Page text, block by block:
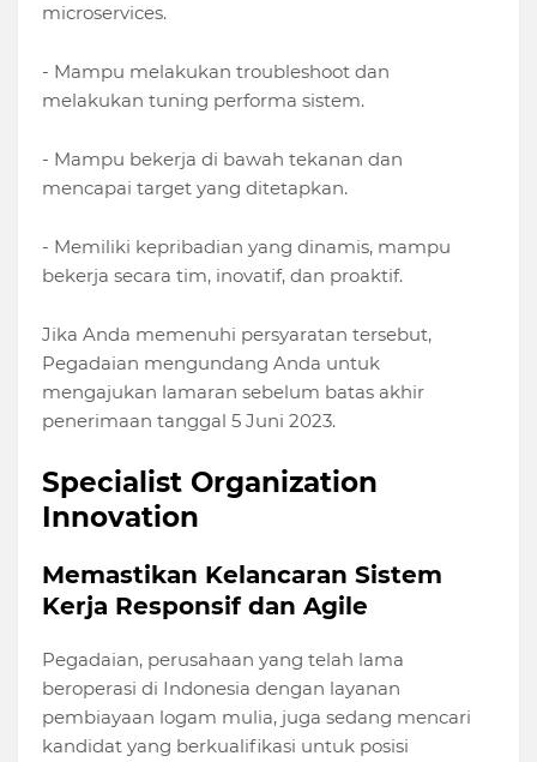
microservices.
- Mampu melakukan troubleshoot dan
melakukan tuning performa sistem.
- Mampu bekerja di bawah tekanan dan
mencapai target yang ditetapkan.
- Memiliki kepribadian yang dinamis, mampu
bekerja secara tim, inovatif, dan proaktif.
Jika Anda memenuhi persyaratan tersebut,
Pegadaian mengundang Anda untuk
mengajukan lamaran sebelum batas akhir
penerimaan tanggal 5 Juni 2023.
Specialist Organization
Innovation
Memastikan Kelancaran Sistem
Kerja Responsif dan Agile
Pegadaian, perusahaan yang telah lama
beroperasi di Indonesia dengan layanan
pembiayaan logam mulia, juga sedang mencari
kandidat yang berkualifikasi untuk posisi